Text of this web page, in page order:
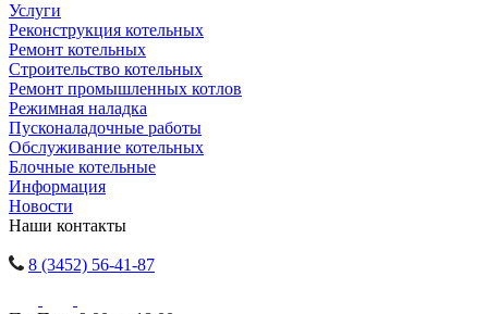
Услуги
Реконструкция котельных
Ремонт котельных
Строительство котельных
Ремонт промышленных котлов
Режимная наладка
Пусконаладочные работы
Обслуживание котельных
Блочные котельные
Информация
Новости
Наши контакты
8 (3452) 56-41-87